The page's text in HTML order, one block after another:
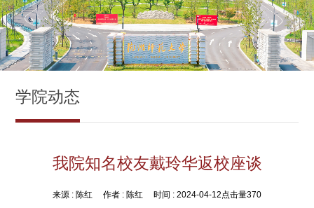
学院动态
我院知名校友戴玲华返校座谈
来源 : 陈红 作者 : 陈红 时间 : 2024-04-12 点击量370